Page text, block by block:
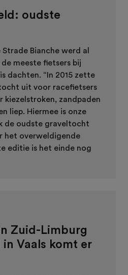
oudste
Bianche werd al
meeste fietsers bij
dachten. “In 2015 zette
uit voor racefietsers
kiezelstroken, zandpaden
liep. Hiermee is onze
de oudste graveltocht
het overweldigende
editie is het einde nog
Zuid-Limburg
Vaals komt er